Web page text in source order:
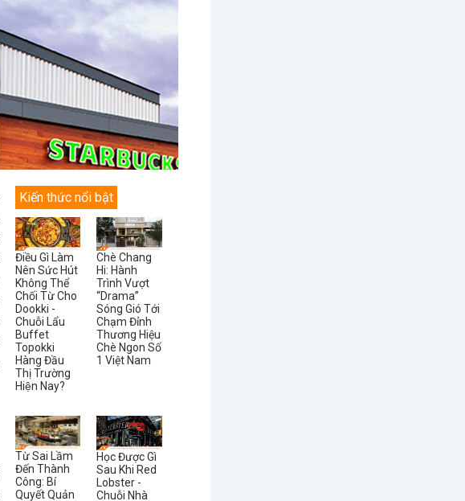
Kiến thức nổi bật
Điều Gì Làm
Nên Sức Hút
Không Thể
Chối Từ Cho
Dookki -
Chuỗi Lẩu
Buffet
Topokki
Hàng Đầu
Thị Trường
Hiện Nay?
Chè Chang
Hi: Hành
Trình Vượt
“Drama”
Sóng Gió Tới
Chạm Đỉnh
Thương Hiệu
Chè Ngon Số
1 Việt Nam
Từ Sai Lầm
Đến Thành
Công: Bí
Quyết Quản
Học Được Gì
Sau Khi Red
Lobster -
Chuỗi Nhà